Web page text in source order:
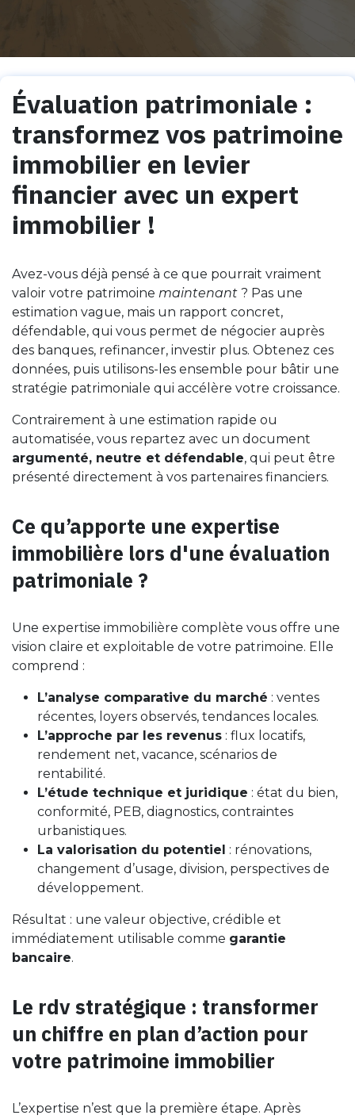
Évaluation patrimoniale :
transformez vos patrimoine
immobilier en levier
financier avec un expert
immobilier !
Avez-vous déjà pensé à ce que pourrait vraiment
valoir votre patrimoine maintenant ? Pas une
estimation vague, mais un rapport concret,
défendable, qui vous permet de négocier auprès
des banques, refinancer, investir plus. Obtenez ces
données, puis utilisons-les ensemble pour bâtir une
stratégie patrimoniale qui accélère votre croissance.
Contrairement à une estimation rapide ou
automatisée, vous repartez avec un document
argumenté, neutre et défendable, qui peut être
présenté directement à vos partenaires financiers.
Ce qu’apporte une expertise
immobilière lors d'une évaluation
patrimoniale ?
Une expertise immobilière complète vous offre une
vision claire et exploitable de votre patrimoine. Elle
comprend :
L’analyse comparative du marché : ventes
récentes, loyers observés, tendances locales.
L’approche par les revenus : flux locatifs,
rendement net, vacance, scénarios de
rentabilité.
L’étude technique et juridique : état du bien,
conformité, PEB, diagnostics, contraintes
urbanistiques.
La valorisation du potentiel : rénovations,
changement d’usage, division, perspectives de
développement.
Résultat : une valeur objective, crédible et
immédiatement utilisable comme garantie
bancaire.
Le rdv stratégique : transformer
un chiffre en plan d’action pour
votre patrimoine immobilier
L’expertise n’est que la première étape. Après